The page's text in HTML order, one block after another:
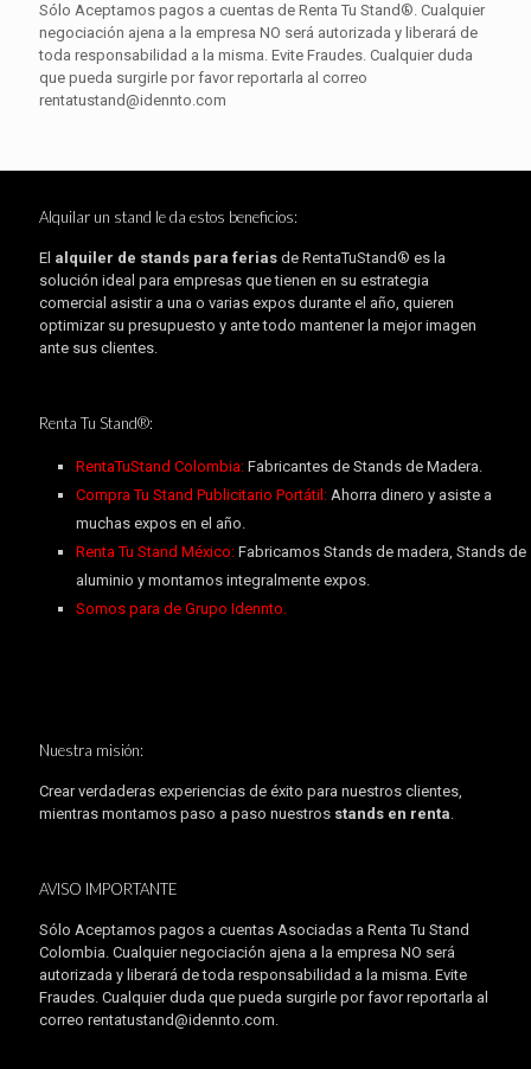
Sólo Aceptamos pagos a cuentas de Renta Tu Stand®. Cualquier
negociación ajena a la empresa NO será autorizada y liberará de
toda responsabilidad a la misma. Evite Fraudes. Cualquier duda
que pueda surgirle por favor reportarla al correo
rentatustand@idennto.com
Alquilar un stand le da estos beneficios:
El alquiler de stands para ferias de RentaTuStand® es la
solución ideal para empresas que tienen en su estrategia
comercial asistir a una o varias expos durante el año, quieren
optimizar su presupuesto y ante todo mantener la mejor imagen
ante sus clientes.
Renta Tu Stand®:
RentaTuStand Colombia: Fabricantes de Stands de Madera.
Compra Tu Stand Publicitario Portátil:Ahorra dinero y asiste a
muchas expos en el año.
Renta Tu Stand México:Fabricamos Stands de madera, Stands de
aluminio y montamos integralmente expos.
Somos para de Grupo Idennto.
Nuestra misión:
Crear verdaderas experiencias de éxito para nuestros clientes,
mientras montamos paso a paso nuestros stands en renta.
AVISO IMPORTANTE
Sólo Aceptamos pagos a cuentas Asociadas a Renta Tu Stand
Colombia. Cualquier negociación ajena a la empresa NO será
autorizada y liberará de toda responsabilidad a la misma. Evite
Fraudes. Cualquier duda que pueda surgirle por favor reportarla al
correo rentatustand@idennto.com.